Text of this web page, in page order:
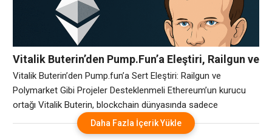
Vitalik Buterin’den Pump.Fun’a Eleştiri, Railgun ve
Polymarket’e Destek
Vitalik Buterin’den Pump.fun’a Sert Eleştiri: Railgun ve
Polymarket Gibi Projeler Desteklenmeli Ethereum’un kurucu
ortağı Vitalik Buterin, blockchain dünyasında sadece
teknolojinin değil, aynı zamanda etik ve değerlerin de önemli
olduğunu savunuyor. Ünlü geliştirici, Pump.fun gibi projelerin
Daha Fazla İçerik Yükle